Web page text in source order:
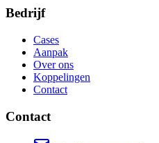
Bedrijf
Cases
Aanpak
Over ons
Koppelingen
Contact
Contact